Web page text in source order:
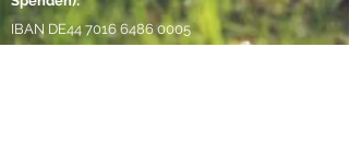
IBAN DE44 7016 6486 0005